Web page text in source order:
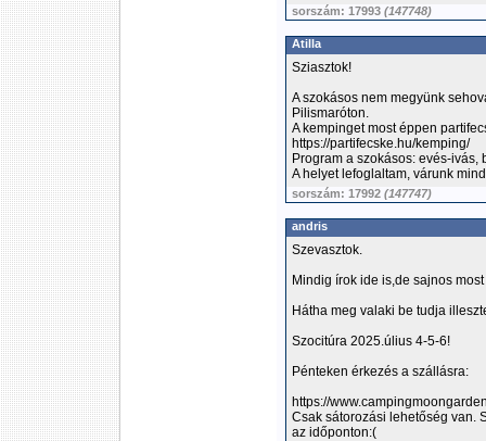
sorszám: 17993 (147748)
Atilla
Sziasztok!
A szokásos nem megyünk
Pilismaróton.
A kempinget most éppen
https://partifecske.hu/kemping/
Program a szokásos: evés-
A helyet lefoglaltam, várunk
sorszám: 17992 (147747)
andris
Szevasztok.
Mindig írok ide is,de sajnos
Hátha meg valaki be tudja
Szocitúra 2025.úlius 4-5-6!
Pénteken érkezés a szállásra:
https://
Csak sátorozási lehetőség van.
az időponton:(